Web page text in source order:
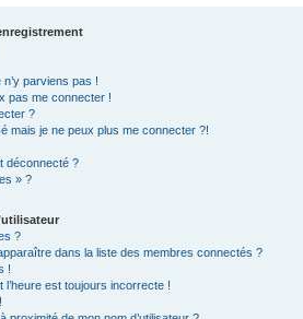
parviens pas !
pas me connecter !
?
mais je ne peux plus me connecter ?!
déconnecté ?
» ?
?
dans la liste des membres connectés ?
!
l’heure est toujours incorrecte !